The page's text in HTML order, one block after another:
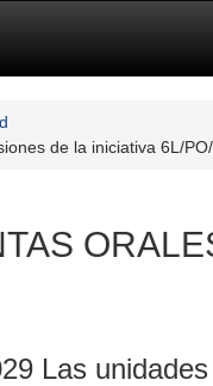
de la iniciativa 6L/
Las